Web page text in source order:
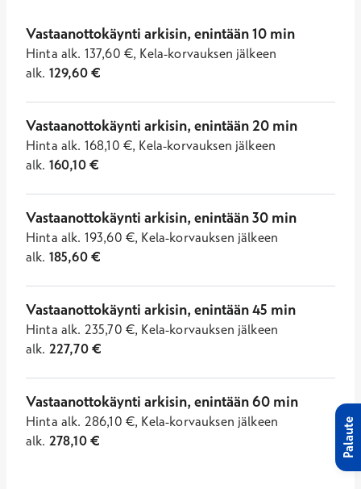
Vastaanottokäynti arkisin, enintään 10 min
Hinta alk. 137,60 €, Kela-korvauksen jälkeen
alk. 129,60€
Vastaanottokäynti arkisin, enintään 20 min
Hinta alk. 168,10 €, Kela-korvauksen jälkeen
alk. 160,10€
Vastaanottokäynti arkisin, enintään 30 min
Hinta alk. 193,60 €, Kela-korvauksen jälkeen
alk. 185,60€
Vastaanottokäynti arkisin, enintään 45 min
Hinta alk. 235,70 €, Kela-korvauksen jälkeen
alk. 227,70€
Vastaanottokäynti arkisin, enintään 60 min
Hinta alk. 286,10 €, Kela-korvauksen jälkeen
alk. 278,10€ Palaute